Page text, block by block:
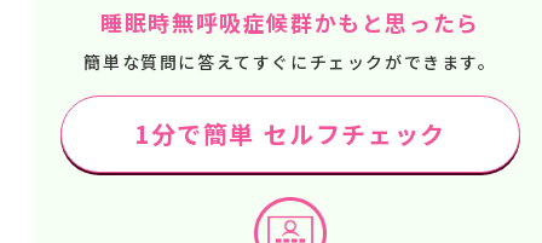
睡眠時無呼吸症候群かもと思ったら
簡単な質問に答えてすぐにチェックができます。
1分で簡単 セルフチェック